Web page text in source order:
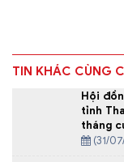
TIN KHÁC CÙNG
Hội
tỉnh
tháng
(31/